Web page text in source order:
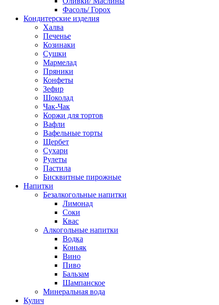
Фасоль/ Горох
Кондитерские изделия
Халва
Печенье
Козинаки
Сушки
Мармелад
Пряники
Конфеты
Зефир
Шоколад
Чак-Чак
Коржи для тортов
Вафли
Вафельные торты
Щербет
Сухари
Рулеты
Пастила
Бисквитные пирожные
Напитки
Безалкогольные напитки
Лимонад
Соки
Квас
Алкогольные напитки
Водка
Коньяк
Вино
Пиво
Бальзам
Шампанское
Минеральная вода
Кулич